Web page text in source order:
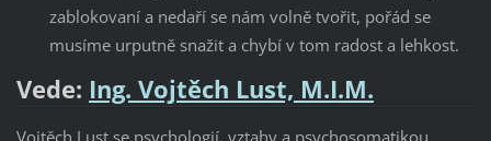
zablokovaní a nedaří se nám volně tvořit, pořád se
musíme urputně snažit a chybí v tom radost a lehkost.
Vede: Ing. Vojtěch Lust, M.I.M.
Vojtěch Lust se psychologií, vztahy a psychosomatikou